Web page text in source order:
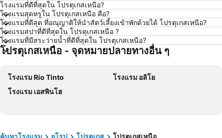
โรงแรม ระยอง
โรงแรม สระบุรี
โรงแรม นครราชสีมา
โรงแรม หาดป่าตอง
โรงแรม อุดรธานี
โรงแรม เวียงจันทน์
โรงแรม เกาะเต่า
โรงแรม ภาคตะวันออกเฉียงเหนือ
โรงแรม Schaffhausen
โรงแรม มาเก๊า
โรงแรม ลักเซมเบิร์ก
โรงแรม มัลดีฟส์
โรงแรมที่ดีที่สุดใน โปรตุเกสเหนือ?
โรงแรมสุดหรูใน โปรตุเกสเหนือ คือ?
โรงแรมที่ดีสุด ที่อณุญาติให้นำสัตว์เลี้ยงเข้าพักด้วยได้ โปรตุเกสเหนือ?
โรงแรมสปาที่ดีที่สุดใน โปรตุเกสเหนือ ?
โรงแรมที่มีสระว่ายน้ำที่ดีที่สุดใน โปรตุเกสเหนือ?
โปรตุเกสเหนือ - จุดหมายปลายทางอื่น ๆ
โรงแรม Rio Tinto
โรงแรม อลิโย
โรงแรม เอสพินโฮ
ค้นหาโรงแรม ยุโรป โปรตุเกส โปรตุเกสเหนือ